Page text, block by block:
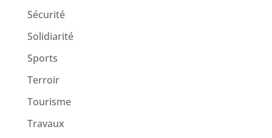
Sécurité
Solidiarité
Sports
Terroir
Tourisme
Travaux